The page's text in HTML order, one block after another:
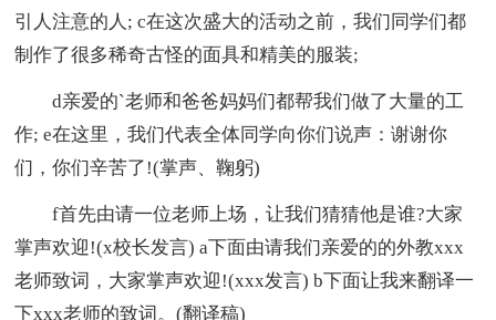
引人注意的人; c在这次盛大的活动之前，我们同学们都
制作了很多稀奇古怪的面具和精美的服装;
d亲爱的`老师和爸爸妈妈们都帮我们做了大量的工
作; e在这里，我们代表全体同学向你们说声：谢谢你
们，你们辛苦了!(掌声、鞠躬)
f首先由请一位老师上场，让我们猜猜他是谁?大家
掌声欢迎!(x校长发言) a下面由请我们亲爱的的外教xxx
老师致词，大家掌声欢迎!(xxx发言) b下面让我来翻译一
下xxx老师的致词。(翻译稿)